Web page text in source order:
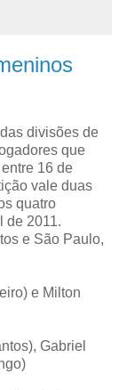
divisões de
que
16 de
vale duas
quatro
de 2011.
e São Paulo,
e Milton
Gabriel